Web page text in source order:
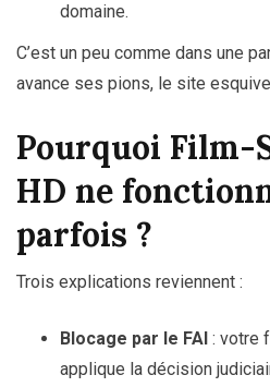
domaine.
C’est un peu comme dans une
avance ses pions, le site
Pourquoi Film-
HD ne
parfois ?
Trois explications reviennent :
Blocage par le FAI : votre
applique la décision